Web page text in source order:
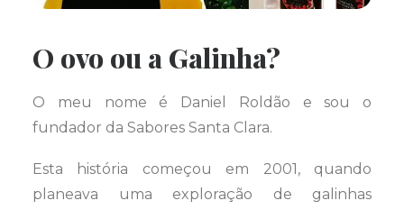
O ovo ou a Galinha?
O meu nome é Daniel Roldão e sou o
fundador da Sabores Santa Clara.
Esta história começou em 2001, quando
planeava uma exploração de galinhas